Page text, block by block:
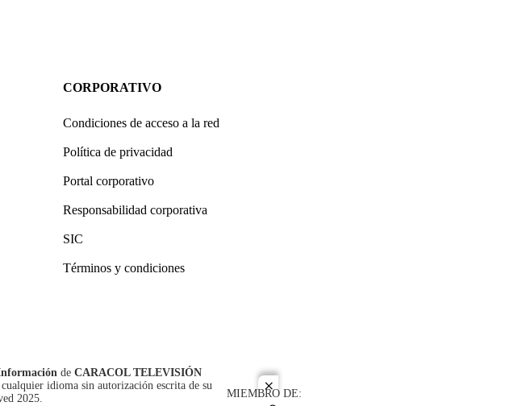
close
CORPORATIVO
Condiciones de acceso a la red
Política de privacidad
Portal corporativo
Responsabilidad corporativa
SIC
Términos y condiciones
de CARACOL TELEVISIÓN
idioma sin autorización escrita de su
2025.
MIEMBRO DE: